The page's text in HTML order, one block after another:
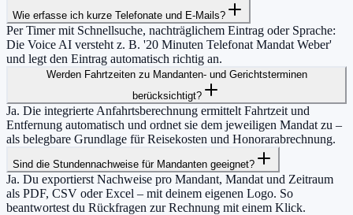
Wie erfasse ich kurze Telefonate und E-Mails?
Per Timer mit Schnellsuche, nachträglichem Eintrag oder Sprache:
Die Voice AI versteht z. B. '20 Minuten Telefonat Mandat Weber'
und legt den Eintrag automatisch richtig an.
Werden Fahrtzeiten zu Mandanten- und Gerichtsterminen
berücksichtigt?
Ja. Die integrierte Anfahrtsberechnung ermittelt Fahrtzeit und
Entfernung automatisch und ordnet sie dem jeweiligen Mandat zu –
als belegbare Grundlage für Reisekosten und Honorarabrechnung.
Sind die Stundennachweise für Mandanten geeignet?
Ja. Du exportierst Nachweise pro Mandant, Mandat und Zeitraum
als PDF, CSV oder Excel – mit deinem eigenen Logo. So
beantwortest du Rückfragen zur Rechnung mit einem Klick.